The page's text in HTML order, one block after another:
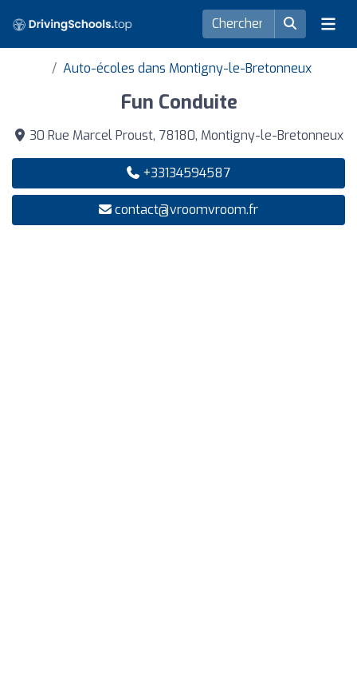
Auto-écoles dans Montigny-le-Bretonneux
Fun Conduite
30 Rue Marcel Proust, 78180, Montigny-le-Bretonneux
+33134594587
contact@vroomvroom.fr